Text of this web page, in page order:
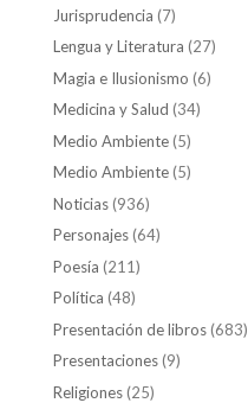
Jurisprudencia (7)
Lengua y Literatura (27)
Magia e Ilusionismo (6)
Medicina y Salud (34)
Medio Ambiente(5)
Medio Ambiente(5)
Noticias(936)
Personajes(64)
Poesía (211)
Política (48)
Presentación de libros(683)
Presentaciones(9)
Religiones(25)